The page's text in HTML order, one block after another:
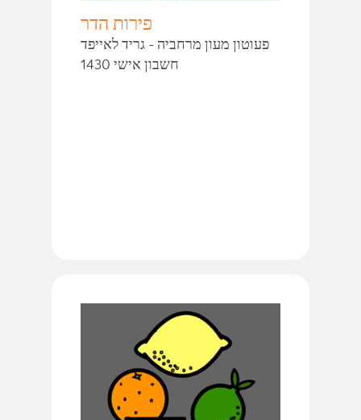
פירות הדר
פעוטון מעון מרחביה - גריד לאייפד
חשבון אישי 1430